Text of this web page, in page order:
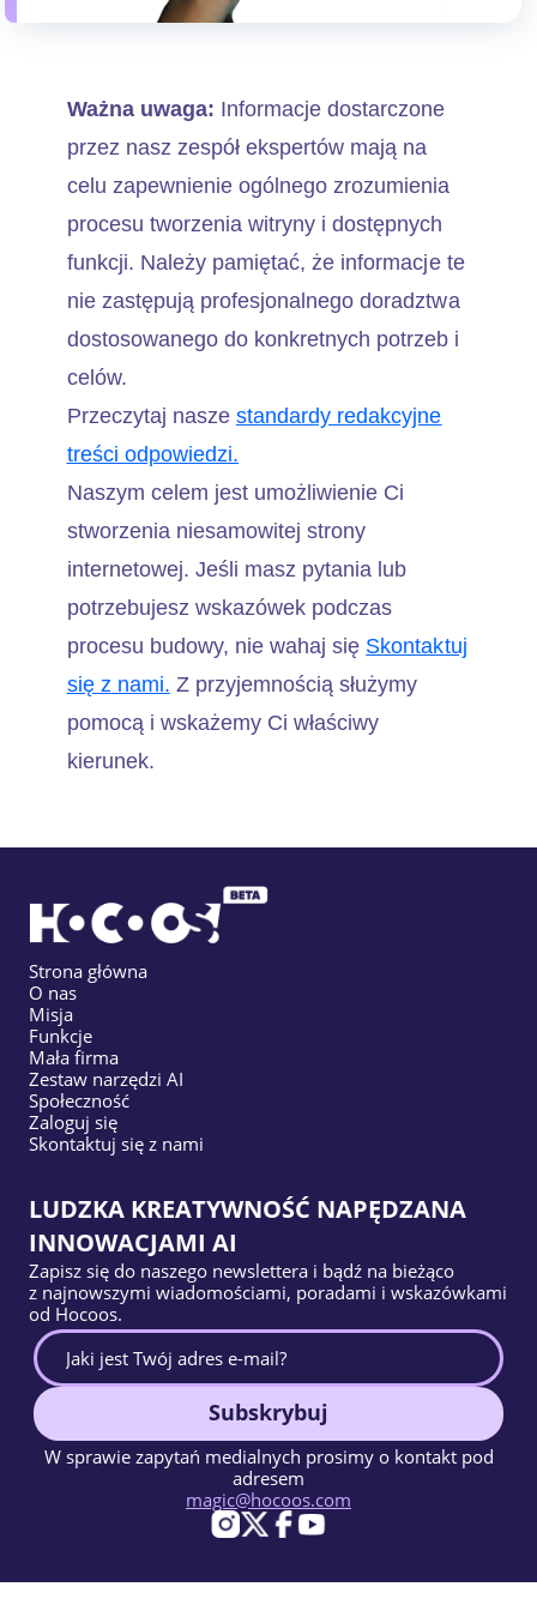
Ważna uwaga: Informacje dostarczone
przez nasz zespół ekspertów mają na
celu zapewnienie ogólnego zrozumienia
procesu tworzenia witryny i dostępnych
funkcji. Należy pamiętać, że informacje te
nie zastępują profesjonalnego doradztwa
dostosowanego do konkretnych potrzeb i
celów.
Przeczytaj nasze standardy redakcyjne
treści odpowiedzi.
Naszym celem jest umożliwienie Ci
stworzenia niesamowitej strony
internetowej. Jeśli masz pytania lub
potrzebujesz wskazówek podczas
procesu budowy, nie wahaj się Skontaktuj
się z nami. Z przyjemnością służymy
pomocą i wskażemy Ci właściwy
kierunek.
Strona główna
O nas
Misja
Funkcje
Mała firma
Zestaw narzędzi AI
Społeczność
Zaloguj się
Skontaktuj się z nami
LUDZKA KREATYWNOŚĆ NAPĘDZANA
INNOWACJAMI AI
Zapisz się do naszego newslettera i bądź na bieżąco
z najnowszymi wiadomościami, poradami i wskazówkami
od Hocoos.
Subskrybuj
W sprawie zapytań medialnych prosimy o kontakt pod
adresem
magic@hocoos.com